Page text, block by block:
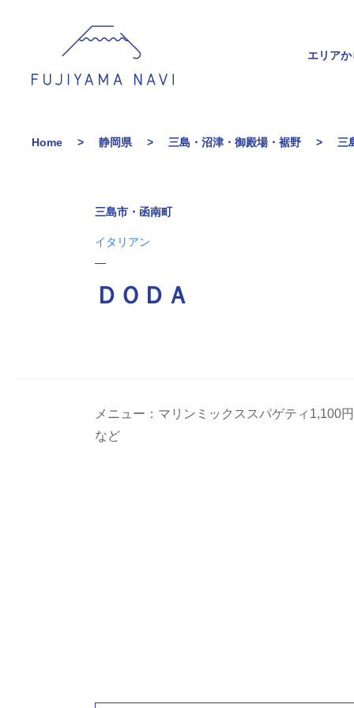
エリア
Home 静岡県 三島・沼津・御殿場・裾野 三
三島市・函南町
イタリアン
ＤＯＤＡ
メニュー：マリンミックススパゲティ1,100
など